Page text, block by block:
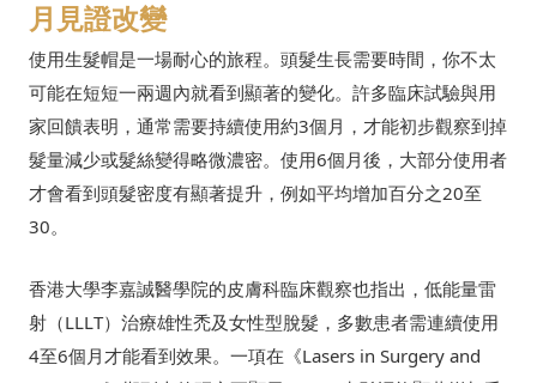
月見證改變
使用生髮帽是一場耐心的旅程。頭髮生長需要時間，你不太
可能在短短一兩週內就看到顯著的變化。許多臨床試驗與用
家回饋表明，通常需要持續使用約3個月，才能初步觀察到掉
髮量減少或髮絲變得略微濃密。使用6個月後，大部分使用者
才會看到頭髮密度有顯著提升，例如平均增加百分之20至
30。
香港大學李嘉誠醫學院的皮膚科臨床觀察也指出，低能量雷
射（LLLT）治療雄性禿及女性型脫髮，多數患者需連續使用
4至6個月才能看到效果。一項在《Lasers in Surgery and